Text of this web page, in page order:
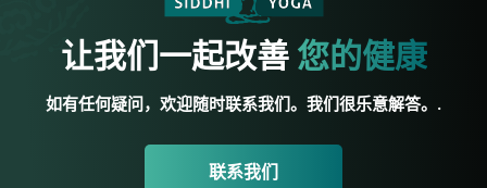
让我们一起改善 您的健康
如有任何疑问，欢迎随时联系我们。我们很乐意解答。.
联系我们